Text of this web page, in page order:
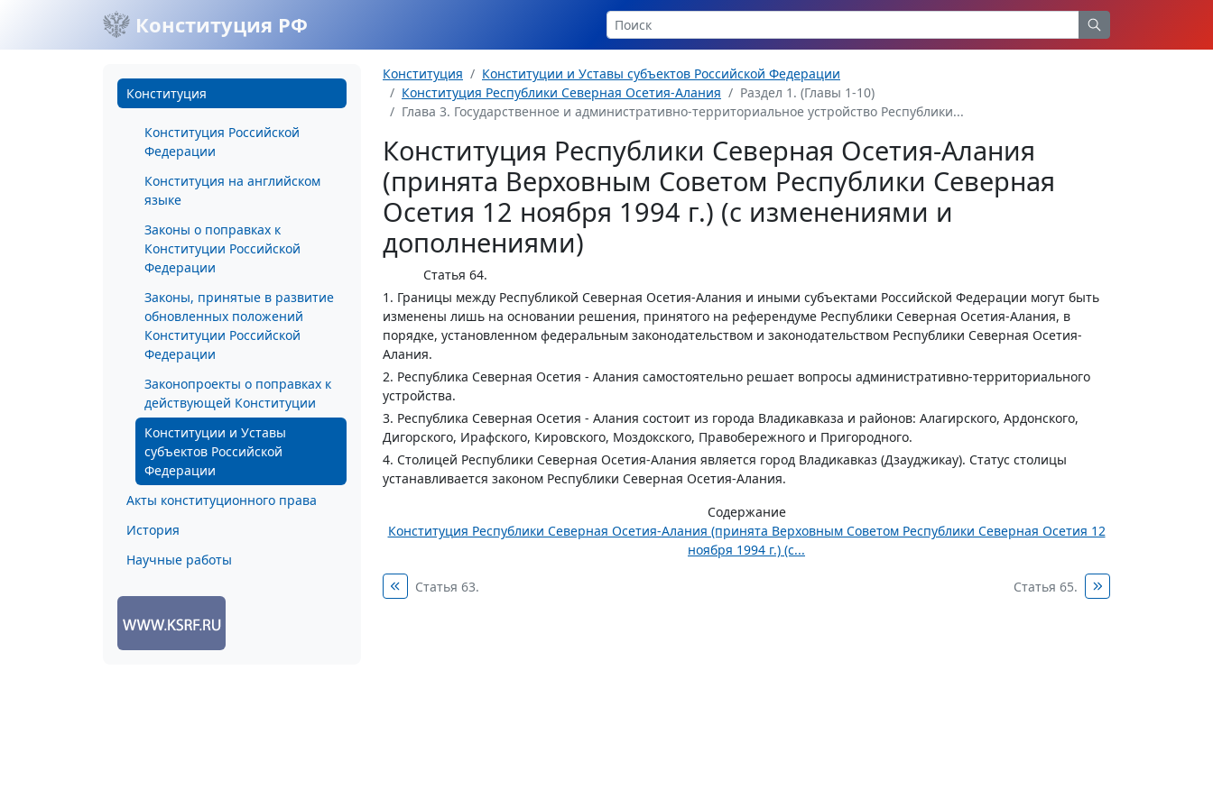
Конституция РФ
Конституция
Конституция Российской
Федерации
Конституция на английском
языке
Законы о поправках к
Конституции Российской
Федерации
Законы, принятые в развитие
обновленных положений
Конституции Российской
Федерации
Законопроекты о поправках к
действующей Конституции
Конституции и Уставы
субъектов Российской
Федерации
Акты конституционного права
История
Научные работы
Конституция
Конституции и Уставы субъектов Российской Федерации
Конституция Республики Северная Осетия-Алания
Раздел 1. (Главы 1-10)
Глава 3. Государственное и административно-территориальное устройство Республики...
Конституция Республики Северная Осетия-Алания
(принята Верховным Советом Республики Северная
Осетия 12 ноября 1994 г.) (с изменениями и
дополнениями)
Статья 64.
1. Границы между Республикой Северная Осетия-Алания и иными субъектами Российской Федерации могут быть
изменены лишь на основании решения, принятого на референдуме Республики Северная Осетия-Алания, в
порядке, установленном федеральным законодательством и законодательством Республики Северная Осетия-
Алания.
2. Республика Северная Осетия - Алания самостоятельно решает вопросы административно-территориального
устройства.
3. Республика Северная Осетия - Алания состоит из города Владикавказа и районов: Алагирского, Ардонского,
Дигорского, Ирафского, Кировского, Моздокского, Правобережного и Пригородного.
4. Столицей Республики Северная Осетия-Алания является город Владикавказ (Дзауджикау). Статус столицы
устанавливается законом Республики Северная Осетия-Алания.
Содержание
Конституция Республики Северная Осетия-Алания (принята Верховным Советом Республики Северная Осетия 12
ноября 1994 г.) (с...
Статья 63. Статья 65.